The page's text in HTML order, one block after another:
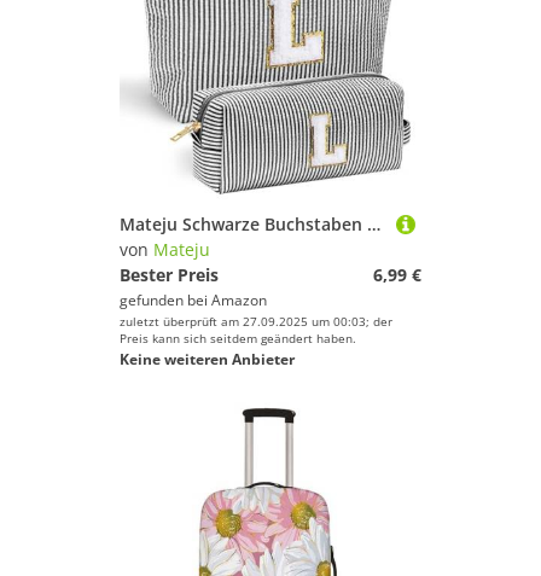
Mateju Schwarze Buchstaben Kosmetiktasche, Kulturtasche Damen, Großes Tragbare Kulturbeutel, 2Pcs Make up Tasche, Kosmetiktasche Klein mit Reißverschluss für Tägliche Reisen (L)
von Mateju
Bester Preis
6,99 €
gefunden bei Amazon
zuletzt überprüft am 27.09.2025 um 00:03; der
Preis kann sich seitdem geändert haben.
Keine weiteren Anbieter